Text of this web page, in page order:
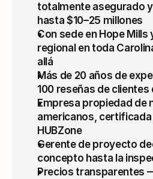
totalmente asegurado
hasta $10–25 millones
Con sede en Hope Mills
regional en toda
allá
Más de 20 años de
100 reseñas de
Empresa propiedad de
americanos, certificada
HUBZone
Gerente de proyecto
concepto hasta la
Precios transparentes